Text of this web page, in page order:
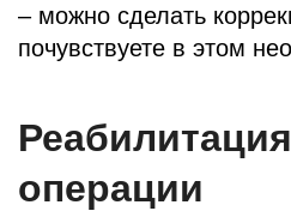
– можно сделать
почувствуете в этом
операции